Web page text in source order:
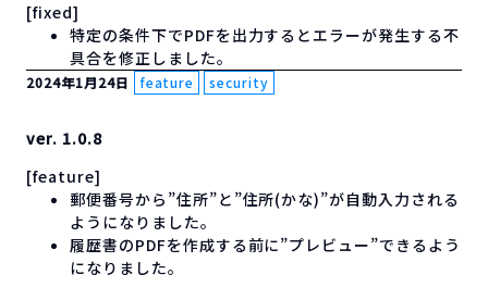
[fixed]
特定の条件下でPDFを出力するとエラーが発生する不
具合を修正しました。
2024年1月24日 feature security
ver. 1.0.8
[feature]
郵便番号から”住所”と”住所(かな)”が自動入力される
ようになりました。
履歴書のPDFを作成する前に”プレビュー”できるよう
になりました。